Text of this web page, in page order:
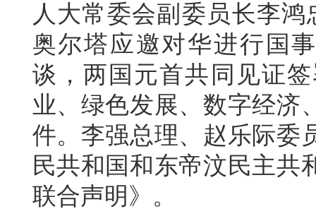
人大常委会副委员长李
奥尔塔应邀对华进行国
谈，两国元首共同见证
业、绿色发展、数字经济
件。李强总理、赵乐际委
民共和国和东帝汶民主共
联合声明》。